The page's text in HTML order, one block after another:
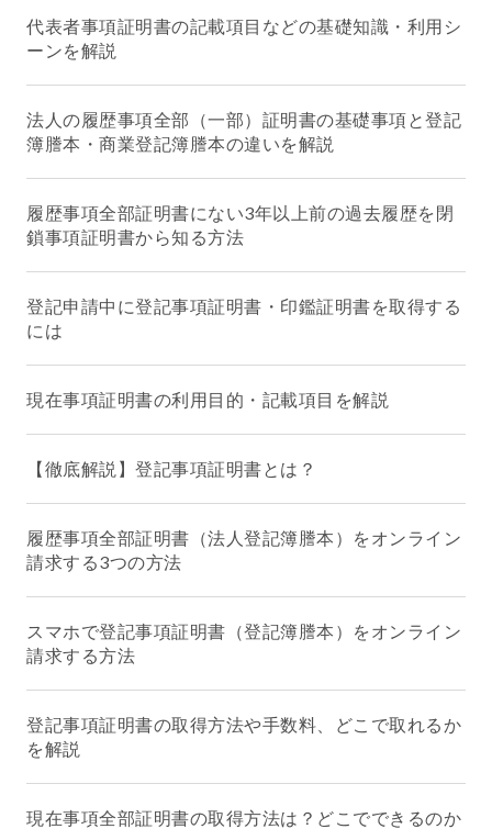
代表者事項証明書の記載項目などの基礎知識・利用シ
ーンを解説
法人の履歴事項全部（一部）証明書の基礎事項と登記
簿謄本・商業登記簿謄本の違いを解説
履歴事項全部証明書にない3年以上前の過去履歴を閉
鎖事項証明書から知る方法
登記申請中に登記事項証明書・印鑑証明書を取得する
には
現在事項証明書の利用目的・記載項目を解説
【徹底解説】登記事項証明書とは？
履歴事項全部証明書（法人登記簿謄本）をオンライン
請求する3つの方法
スマホで登記事項証明書（登記簿謄本）をオンライン
請求する方法
登記事項証明書の取得方法や手数料、どこで取れるか
を解説
現在事項全部証明書の取得方法は？どこでできるのか